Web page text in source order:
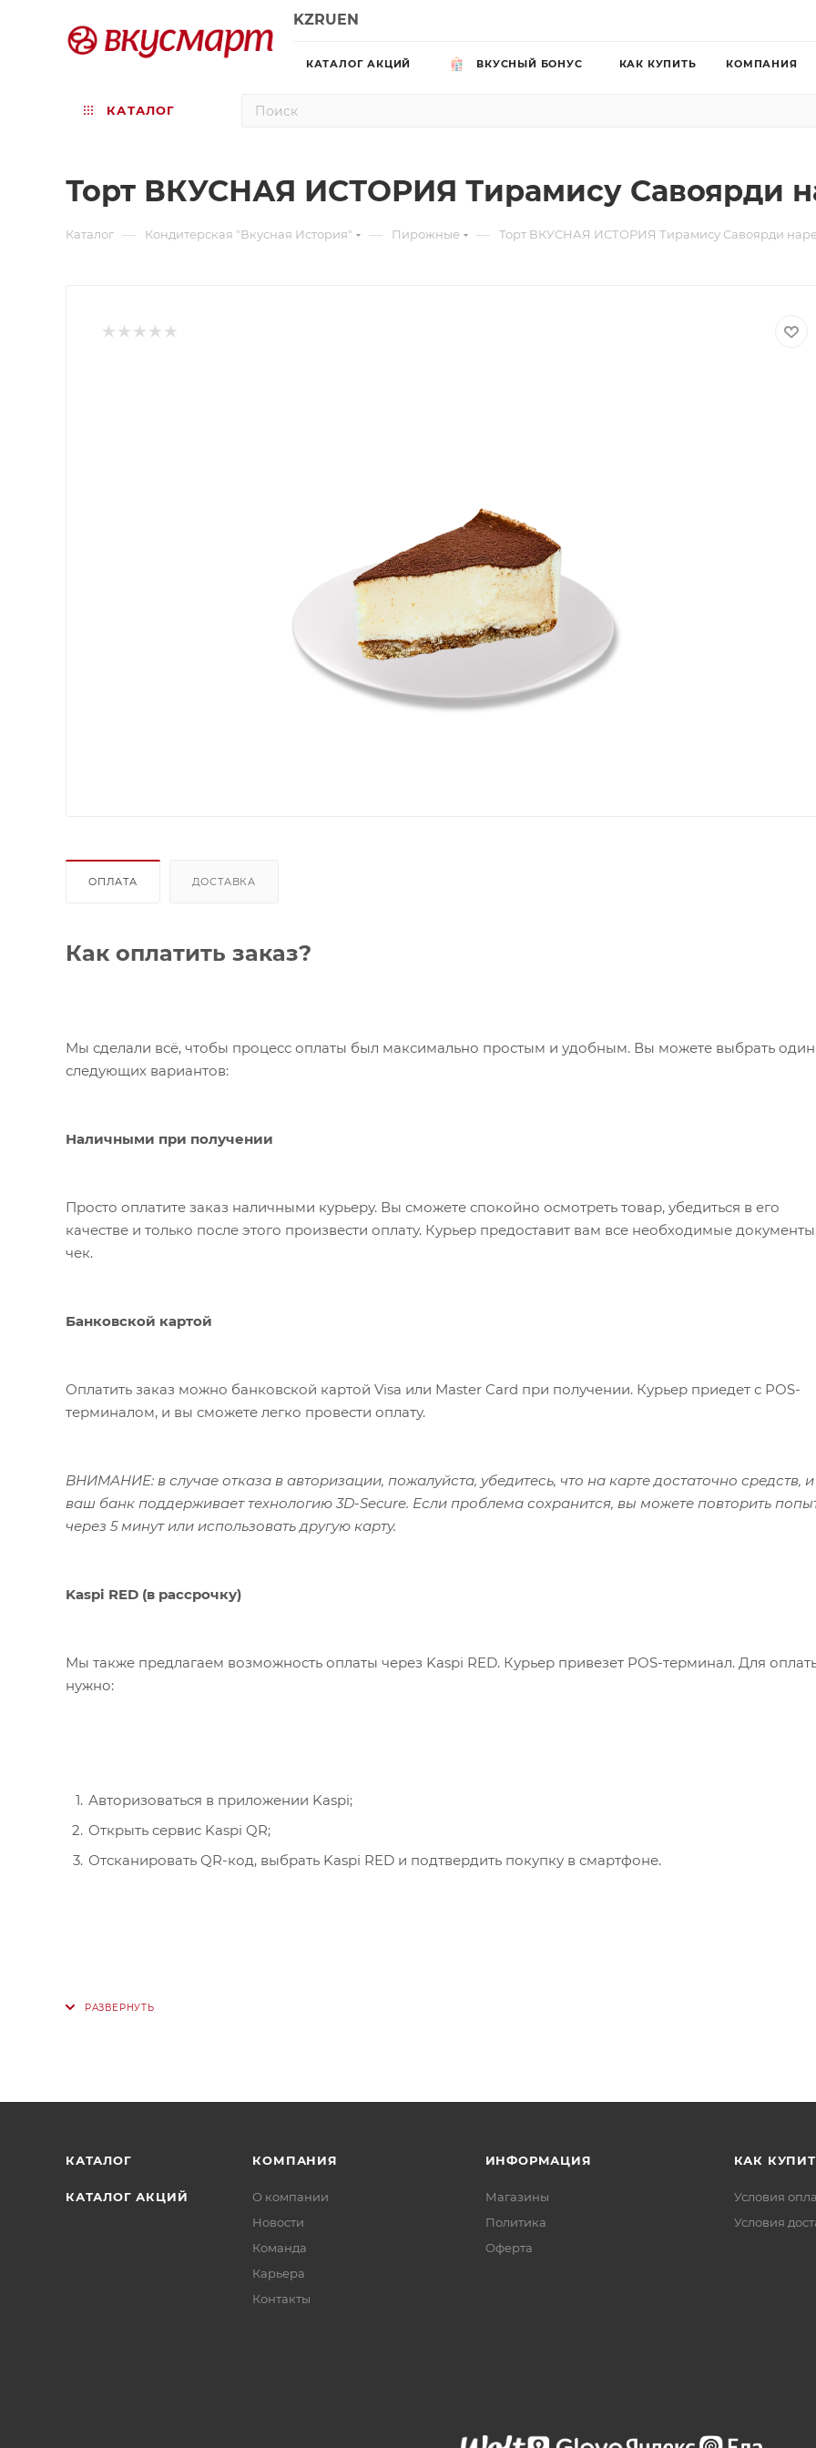
KZRUEN
КАТАЛОГ АКЦИЙ ВКУСНЫЙ БОНУС КАК КУПИТЬ КОМПАНИЯ
КАТАЛОГ
Торт ВКУСНАЯ ИСТОРИЯ Тирамису Савоярди
Каталог — Кондитерская "Вкусная История" — Пирожные — Торт ВКУСНАЯ ИСТОРИЯ Тирамису Савоярди
ОПЛАТА ДОСТАВКА
Как оплатить заказ?
Мы сделали всё, чтобы процесс оплаты был максимально простым и удобным. Вы можете выбрать
следующих вариантов:
Наличными при получении
Просто оплатите заказ наличными курьеру. Вы сможете спокойно осмотреть товар, убедиться в его
качестве и только после этого произвести оплату. Курьер предоставит вам все необходимые
чек.
Банковской картой
Оплатить заказ можно банковской картой Visa или Master Card при получении. Курьер приедет с POS-
терминалом, и вы сможете легко провести оплату.
ВНИМАНИЕ: в случае отказа в авторизации, пожалуйста, убедитесь, что на карте достаточно средств, и
ваш банк поддерживает технологию 3D-Secure. Если проблема сохранится, вы можете повторить
через 5 минут или использовать другую карту.
Kaspi RED (в рассрочку)
Мы также предлагаем возможность оплаты через Kaspi RED. Курьер привезет POS-терминал. Для
нужно:
Авторизоваться в приложении Kaspi;
Открыть сервис Kaspi QR;
Отсканировать QR-код, выбрать Kaspi RED и подтвердить покупку в смартфоне.
КАТАЛОГ
КАТАЛОГ АКЦИЙ
КОМПАНИЯ
О компании
Новости
Команда
Карьера
Контакты
ИНФОРМАЦИЯ
Магазины
Политика
Офертa
КАК
Условия
Условия